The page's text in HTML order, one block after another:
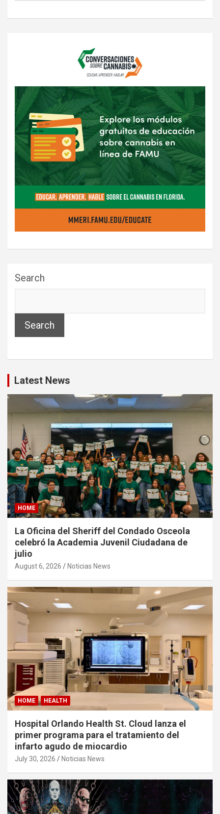
Search
Search
Latest News
HOME
La Oficina del Sheriff del Condado Osceola
celebró la Academia Juvenil Ciudadana de
julio
August 6, 2026 Noticias News
HOME HEALTH
Hospital Orlando Health St. Cloud lanza el
primer programa para el tratamiento del
infarto agudo de miocardio
July 30, 2026 Noticias News